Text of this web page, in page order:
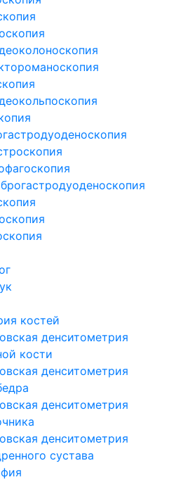
костей
денситометрия
кости
денситометрия
денситометрия
денситометрия
сустава